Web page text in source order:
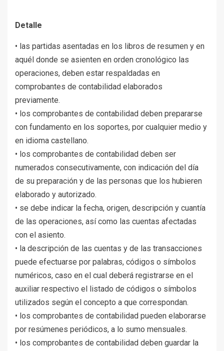
Detalle
• las partidas asentadas en los libros de resumen y en
aquél donde se asienten en orden cronológico las
operaciones, deben estar respaldadas en
comprobantes de contabilidad elaborados
previamente.
• los comprobantes de contabilidad deben prepararse
con fundamento en los soportes, por cualquier medio y
en idioma castellano.
• los comprobantes de contabilidad deben ser
numerados consecutivamente, con indicación del día
de su preparación y de las personas que los hubieren
elaborado y autorizado.
• se debe indicar la fecha, origen, descripción y cuantía
de las operaciones, así como las cuentas afectadas
con el asiento.
• la descripción de las cuentas y de las transacciones
puede efectuarse por palabras, códigos o símbolos
numéricos, caso en el cual deberá registrarse en el
auxiliar respectivo el listado de códigos o símbolos
utilizados según el concepto a que correspondan.
• los comprobantes de contabilidad pueden elaborarse
por resúmenes periódicos, a lo sumo mensuales.
• los comprobantes de contabilidad deben guardar la